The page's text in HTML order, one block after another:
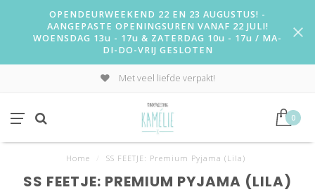
OPENDEURWEEKEND 22 EN 23 AUGUSTUS! -
AANGEPASTE OPENINGSUREN VANAF 22 JULI!
WOENSDAG 13u - 17u & ZATERDAG 10u - 17u / MA-
DI-DO-VRIJ GESLOTEN
Met veel liefde verpakt!
0
Home SS FEETJE: Premium Pyjama (Lila)
SS FEETJE: PREMIUM PYJAMA (LILA)